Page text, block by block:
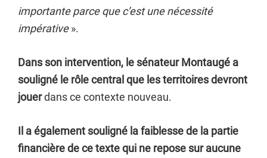
importante parce que c’est une nécessité
impérative».
Dans son intervention, le sénateur Montaugé a
souligné le rôle central que les territoires devront
jouerdans ce contexte nouveau.
Il a également souligné la faiblesse de la partie
financière de ce texte qui ne repose sur aucune